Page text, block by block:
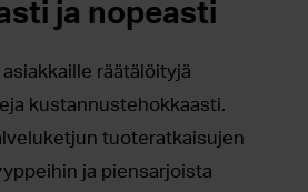
ja nopeasti
räätälöityjä
kustannustehokkaasti.
tuoteratkaisujen
ja piensarjoista